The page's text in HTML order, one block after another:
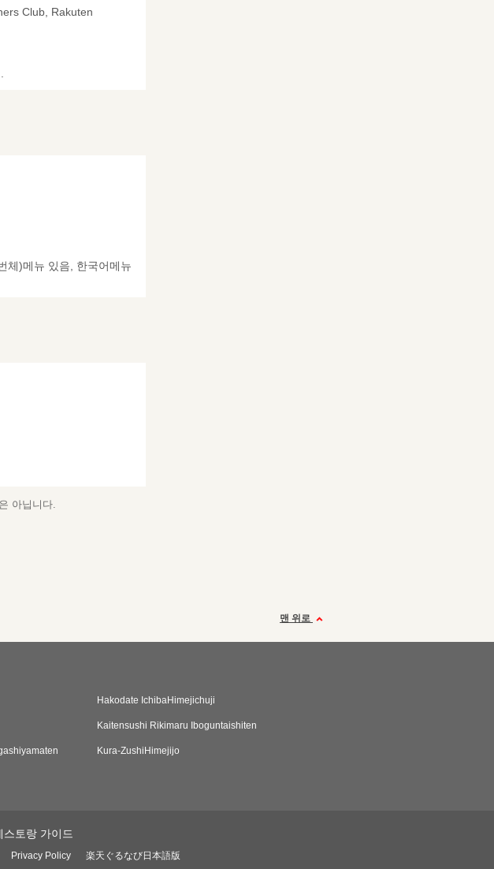
Club, Rakuten
체)메뉴 있음, 한국어메뉴
아닙니다.
맨 위로
Hakodate IchibaHimejichuji
Kaitensushi Rikimaru Iboguntaishiten
Kura-ZushiHimejijo
스토랑 가이드
Privacy Policy 楽天ぐるなび日本語版